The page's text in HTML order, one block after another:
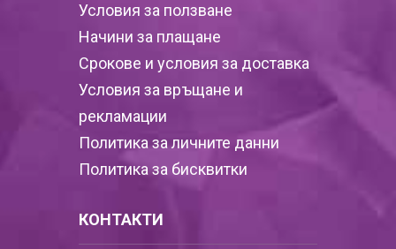
Условия за ползване
Начини за плащане
Срокове и условия за доставка
Условия за връщане и
рекламации
Политика за личните данни
Политика за бисквитки
КОНТАКТИ